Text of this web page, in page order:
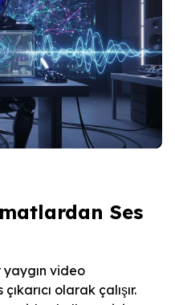
Ses
video
olarak çalışır.